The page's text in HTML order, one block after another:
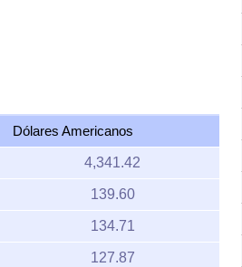
Dólares Americanos
4,341.42
139.60
134.71
127.87